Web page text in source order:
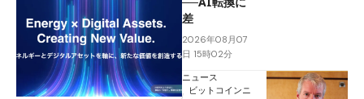
差
2026年08月07
日 15時02分
ニュース
ビットコインニ